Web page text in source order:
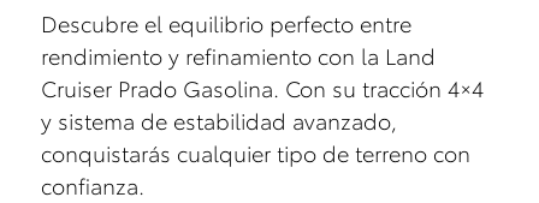
Descubre el equilibrio perfecto entre
rendimiento y refinamiento con la Land
Cruiser Prado Gasolina. Con su tracción 4×4
y sistema de estabilidad avanzado,
conquistarás cualquier tipo de terreno con
confianza.